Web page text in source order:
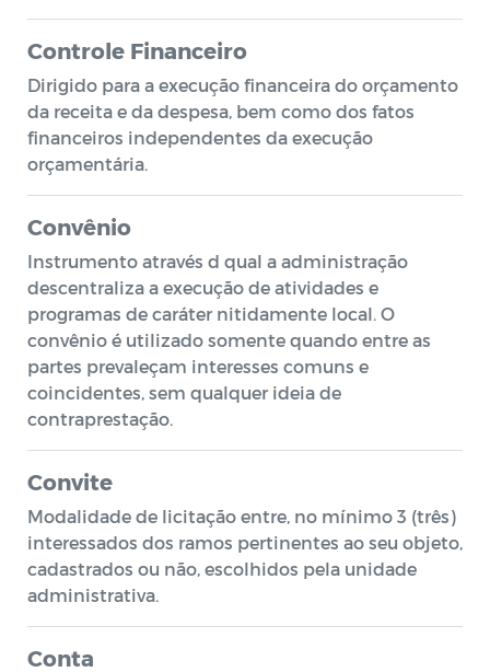
Controle Financeiro
Dirigido para a execução financeira do orçamento
da receita e da despesa, bem como dos fatos
financeiros independentes da execução
orçamentária.
Convênio
Instrumento através d qual a administração
descentraliza a execução de atividades e
programas de caráter nitidamente local. O
convênio é utilizado somente quando entre as
partes prevaleçam interesses comuns e
coincidentes, sem qualquer ideia de
contraprestação.
Convite
Modalidade de licitação entre, no mínimo 3 (três)
interessados dos ramos pertinentes ao seu objeto,
cadastrados ou não, escolhidos pela unidade
administrativa.
Conta